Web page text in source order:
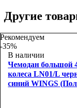
Другие
Рекомендуем
-35%
В наличии
Чемодан большой
колеса LN01/L
синий WINGS